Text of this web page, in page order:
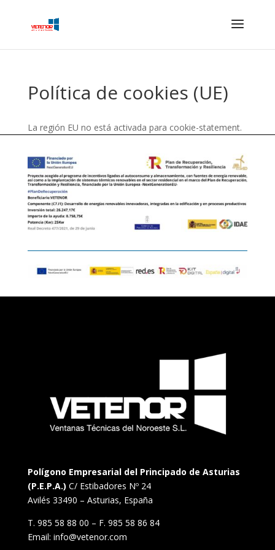
Política de cookies (UE)
La región EU no está activada para cookie-statement.
Polígono Empresarial del Principado de Asturias
(P.E.P.A.) C/ Estibadores Nº 24
Avilés 33490 – Asturias, España
T. 985 58 88 00 – F. 985 58 86 84
Email: info@vetenor.com